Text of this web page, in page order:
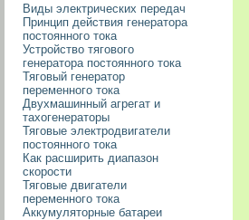
Виды электрических передач
Принцип действия генератора
постоянного тока
Устройство тягового
генератора постоянного тока
Тяговый генератор
переменного тока
Двухмашинный агрегат и
тахогенераторы
Тяговые электродвигатели
постоянного тока
Как расширить диапазон
скорости
Тяговые двигатели
переменного тока
Аккумуляторные батареи